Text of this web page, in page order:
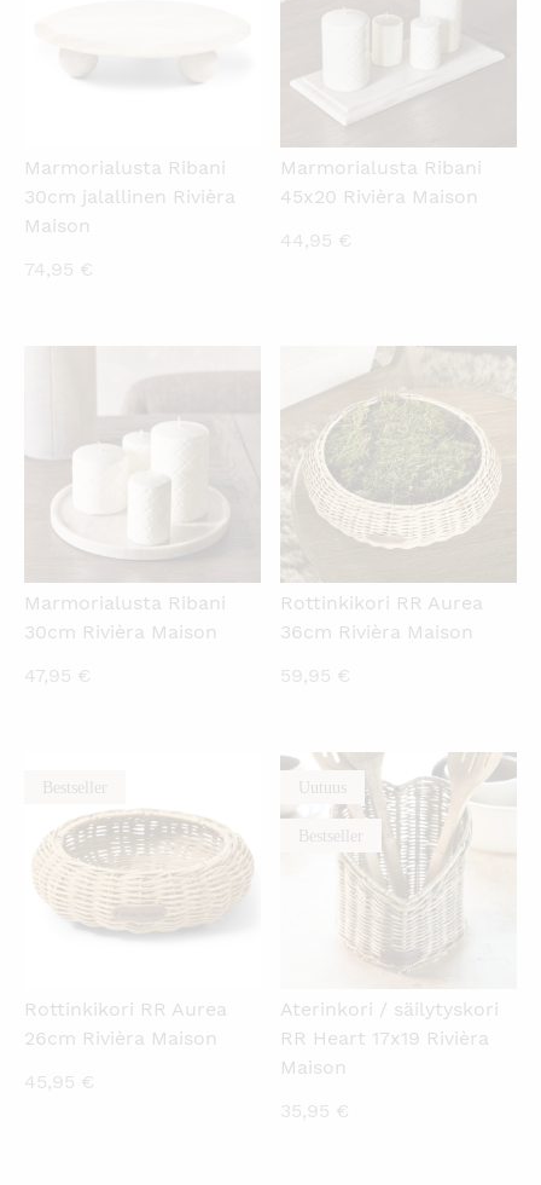
Marmorialusta Ribani
30cm jalallinen Rivièra
Maison
74,95 €
Marmorialusta Ribani
45x20 Rivièra Maison
44,95 €
Marmorialusta Ribani
30cm Rivièra Maison
47,95 €
KATSO PIKANÄKYMÄ
Rottinkikori RR Aurea
36cm Rivièra Maison
59,95 €
BestsellerKATSO PIKANÄKYMÄ
Rottinkikori RR Aurea
26cm Rivièra Maison
45,95 €
Uutuus
Bestseller
KATSO PIKANÄKYMÄ
Aterinkori / säilytyskori
RR Heart 17x19 Rivièra
Maison
35,95 €